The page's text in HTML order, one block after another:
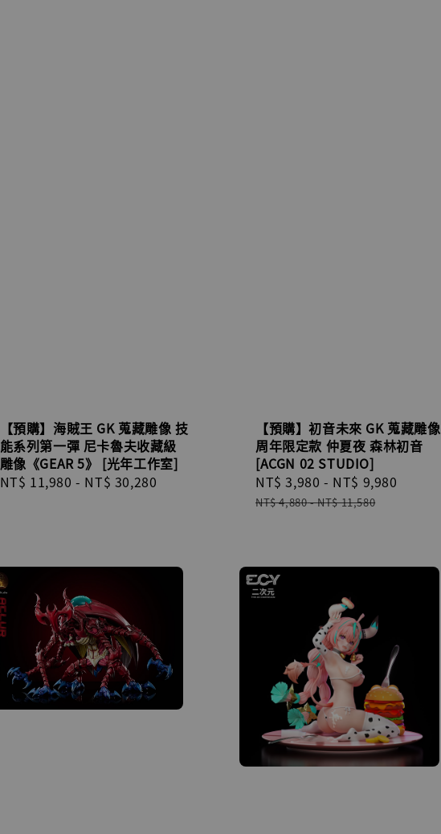
【預購】海賊王 GK 蒐藏雕像 技
能系列第一彈 尼卡魯夫收藏級
雕像《GEAR 5》 [光年工作室]
Regular
NT$ 11,980 - NT$ 30,280
【預購】初音未來 GK 蒐藏雕像
周年限定款 仲夏夜 森林初音
[ACGN 02 STUDIO]
Sale
price
NT$ 3,980 - NT$ 9,980
NT$ 4,880-NT$ 11,580